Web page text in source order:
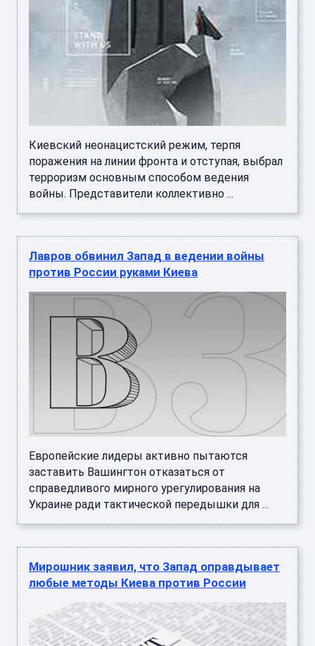
Киевский неонацистский режим, терпя
поражения на линии фронта и отступая, выбрал
терроризм основным способом ведения
войны. Представители коллективно ...
Лавров обвинил Запад в ведении войны
против России руками Киева
Европейские лидеры активно пытаются
заставить Вашингтон отказаться от
справедливого мирного урегулирования на
Украине ради тактической передышки для ...
Мирошник заявил, что Запад оправдывает
любые методы Киева против России